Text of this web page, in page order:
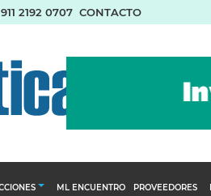
2192 0707 CONTACTO
ML ENCUENTRO PROVEEDORES